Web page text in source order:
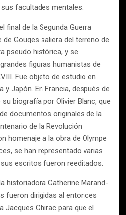
facultades mentales.
final de la Segunda Guerra
de Gouges saliera del terreno de
pseudo histórica, y se
figuras humanistas de
Fue objeto de estudio en
y Japón. En Francia, después de
biografía por Olivier Blanc, que
documentos originales de la
de la Revolución
homenaje a la obra de Olympe
se han representado varias
escritos fueron reeditados.
historiadora Catherine Marand-
fueron dirigidas al entonces
Jacques Chirac para que el